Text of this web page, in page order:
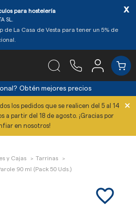
para hostelería
SL.
de La Casa de Vesta para tener un 5% de
x
Obtén mejores precios
los pedidos que se realicen del 5 al 14
a partir del 18 de agosto. ¡Gracias por
en nosotros!
×
y Cajas
Tarrinas
90 ml (Pack 50 Uds.)
favorite_border